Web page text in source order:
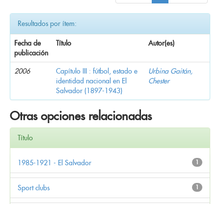
Resultados por ítem:
Fecha de
publicación
Título Autor(es)
2006
Capítulo III : fútbol, estado e
identidad nacional en El
Salvador (1897-1943)
Urbina Gaitán,
Chester
Otras opciones relacionadas
Título
1
1985-1921 - El Salvador
1
Sport clubs